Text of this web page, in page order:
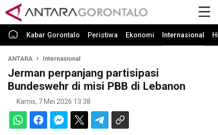
Kabar Gorontalo Peristiwa Ekonomi Internasional
ANTARA Internasional
Jerman perpanjang partisipasi
Bundeswehr di misi PBB di Lebanon
Kamis, 7 Mei 2026 13:38